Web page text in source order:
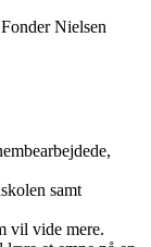
Nielsen
samt
vil vide mere.